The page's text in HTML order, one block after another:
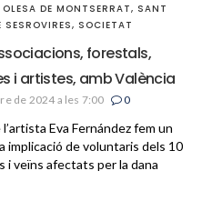
OLESA DE MONTSERRAT, SANT
SESROVIRES, SOCIETAT
forestals,
i artistes, amb València
de 2024 a les 7:00 0
Eva Fernández fem un
implicació de voluntaris dels 10
i veïns afectats per la dana